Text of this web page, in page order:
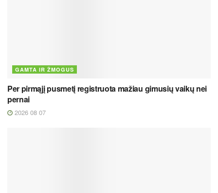
GAMTA IR ŽMOGUS
Per pirmąjį pusmetį registruota mažiau gimusių vaikų nei
pernai
2026 08 07